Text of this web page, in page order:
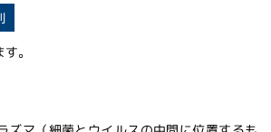
。